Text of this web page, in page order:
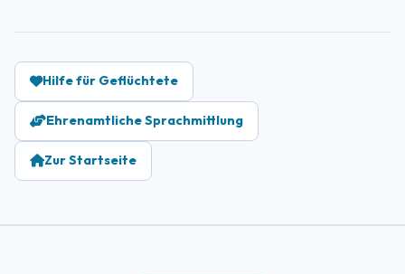
Hilfe für Geflüchtete
Ehrenamtliche Sprachmittlung
Zur Startseite